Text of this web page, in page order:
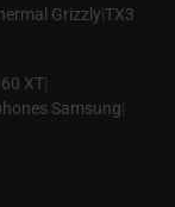
Grizzly|TX3
XT|
Samsung|